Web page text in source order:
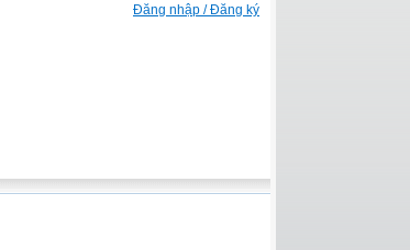
Đăng nhập / Đăng ký